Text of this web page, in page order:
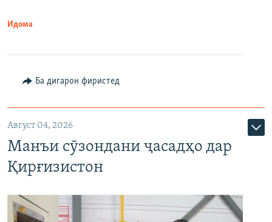
Идома
Ба дигарон фиристед
Август 04, 2026
Манъи сӯзондани ҷасадҳо дар
Қирғизистон